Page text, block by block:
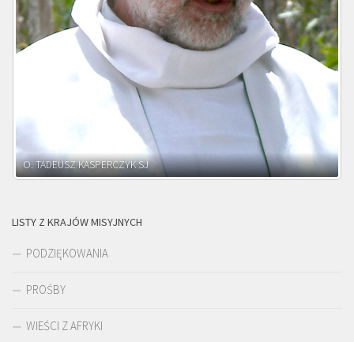
O. ADNRZEJ LEŚNIARA SJ
LISTY Z KRAJÓW MISYJNYCH
PODZIĘKOWANIA
PROŚBY
WIEŚCI Z AFRYKI